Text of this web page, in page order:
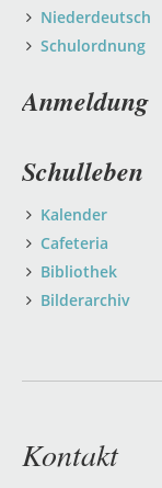
Niederdeutsch
Schulordnung
Anmeldung
Schulleben
Kalender
Cafeteria
Bibliothek
Bilderarchiv
Kontakt